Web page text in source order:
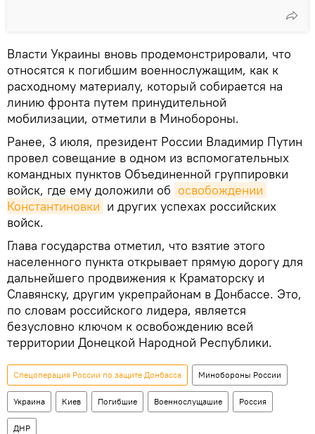
Власти Украины вновь продемонстрировали, что
относятся к погибшим военнослужащим, как к
расходному материалу, который собирается на
линию фронта путем принудительной
мобилизации, отметили в Минобороны.
Ранее, 3 июля, президент России Владимир Путин
провел совещание в одном из вспомогательных
командных пунктов Объединенной группировки
войск, где ему доложили об освобождении
Константиновки и других успехах российских
войск.
Глава государства отметил, что взятие этого
населенного пункта открывает прямую дорогу для
дальнейшего продвижения к Краматорску и
Славянску, другим укрепрайонам в Донбассе. Это,
по словам российского лидера, является
безусловно ключом к освобождению всей
территории Донецкой Народной Республики.
Спецоперация России по защите Донбасса Минобороны России
Украина Киев Погибшие Военнослущашие Россия
ДНР